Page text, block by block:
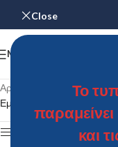
Close
Το
και
MENU
Αρχική σελίδα
Προϊόντα
Εμφάνιση του μοναδικού